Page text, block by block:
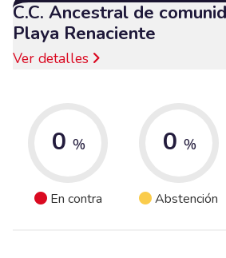
C.C. Ancestral de
Playa Renaciente
Ver detalles
0 %
En contra
0 %
Abstención